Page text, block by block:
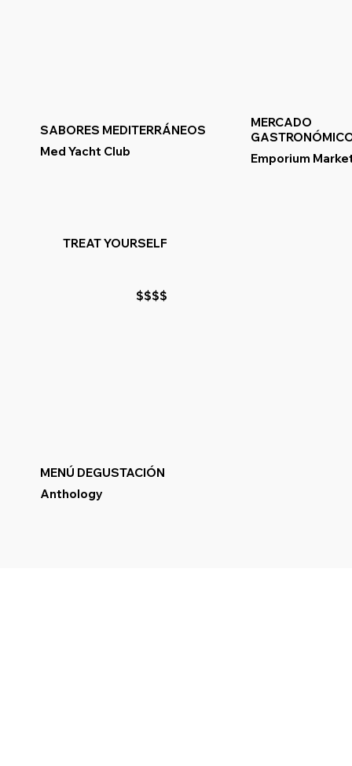
SABORES MEDITERRÁNEOS
Med Yacht Club
MERCADO
Emporium
TREAT YOURSELF
$$$$
MENÚ DEGUSTACIÓN
Anthology